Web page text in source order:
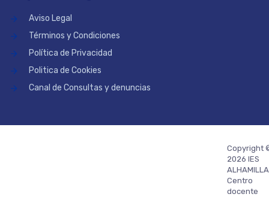
Aviso Legal
Términos y Condiciones
Política de Privacidad
Politica de Cookies
Canal de Consultas y denuncias
Copyright
2026 IES
Centro
docente